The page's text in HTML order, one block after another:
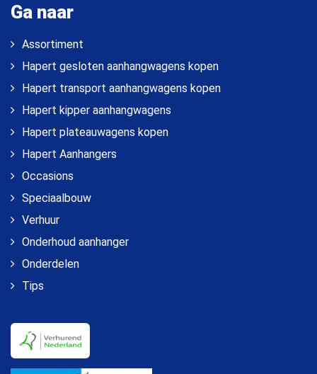
Ga naar
Assortiment
Hapert gesloten aanhangwagens kopen
Hapert transport aanhangwagens kopen
Hapert kipper aanhangwagens
Hapert plateauwagens kopen
Hapert Aanhangers
Occasions
Speciaalbouw
Verhuur
Onderhoud aanhanger
Onderdelen
Tips